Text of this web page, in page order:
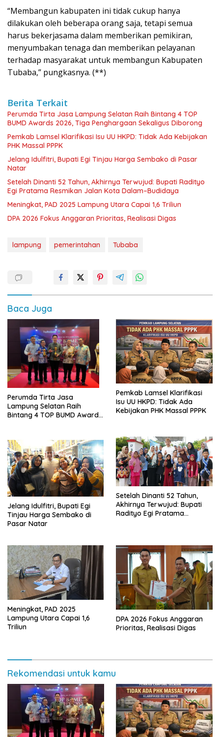
“Membangun kabupaten ini tidak cukup hanya
dilakukan oleh beberapa orang saja, tetapi semua
harus bekerjasama dalam memberikan pemikiran,
menyumbakan tenaga dan memberikan pelayanan
terhadap masyarakat untuk membangun Kabupaten
Tubaba,” pungkasnya. (**)
Berita Terkait
Perumda Tirta Jasa Lampung Selatan Raih Bintang 4 TOP
BUMD Awards 2026, Tiga Penghargaan Sekaligus Diborong
Pemkab Lamsel Klarifikasi Isu UU HKPD: Tidak Ada Kebijakan
PHK Massal PPPK
Jelang Idulfitri, Bupati Egi Tinjau Harga Sembako di Pasar
Natar
Setelah Dinanti 52 Tahun, Akhirnya Terwujud: Bupati Radityo
Egi Pratama Resmikan Jalan Kota Dalam–Budidaya
Meningkat, PAD 2025 Lampung Utara Capai 1,6 Triliun
DPA 2026 Fokus Anggaran Prioritas, Realisasi Digas
lampung pemerintahan Tubaba
Baca Juga
Perumda Tirta Jasa
Lampung Selatan Raih
Bintang 4 TOP BUMD Awards
Pemkab Lamsel Klarifikasi
Isu UU HKPD: Tidak Ada
Kebijakan PHK Massal PPPK
Jelang Idulfitri, Bupati Egi
Tinjau Harga Sembako di
Pasar Natar
Setelah Dinanti 52 Tahun,
Akhirnya Terwujud: Bupati
Radityo Egi Pratama
Meningkat, PAD 2025
Lampung Utara Capai 1,6
Triliun
DPA 2026 Fokus Anggaran
Prioritas, Realisasi Digas
Rekomendasi untuk kamu